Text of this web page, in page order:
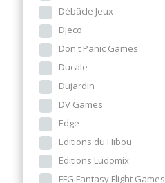
Débâcle Jeux
Djeco
Don't Panic Games
Ducale
Dujardin
DV Games
Edge
Editions du Hibou
Editions Ludomix
FFG Fantasy Flight Games